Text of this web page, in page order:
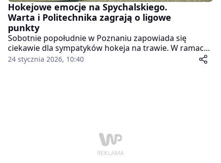
Hokejowe emocje na Spychalskiego.
Warta i Politechnika zagrają o ligowe
punkty
Sobotnie popołudnie w Poznaniu zapowiada się
ciekawie dla sympatyków hokeja na trawie. W ramach
7. kolejki Superligi na parkiecie hali POSiR C przy ulicy
24 stycznia 2026, 10:40